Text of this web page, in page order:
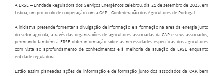
A ERSE – Entidade Reguladora dos Serviços Energéticos celebrou, dia 21 de setembro de 2023, em
Lisboa, um protocolo de cooperação com a CAP – Confederação dos Agricultores de Portugal.
A iniciativa pretende fomentar a divulgação de informação e a formação na área da energia junto
do setor agrícola, através das organizações de agricultores associadas da CAP e seus associados,
permitindo também à ERSE obter informação sobre as necessidades específicas dos agricultores
com vista ao aprofundamento de conhecimentos e à melhoria da atuação da ERSE enquanto
entidade reguladora.
Estão assim planeadas ações de informação e de formação junto dos associados da CAP, bem